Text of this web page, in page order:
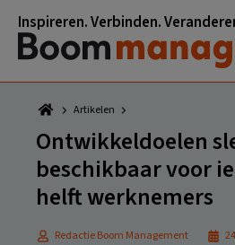
naar
hoofdnavigatie
naar
hoofd
inhoud
naar
eerste
sidebar
naar
voettekst
Inspireren. Verbinden.
Artikelen
Ontwikkeldoelen
beschikbaar voor
helft werknemers
Redactie Boom Management